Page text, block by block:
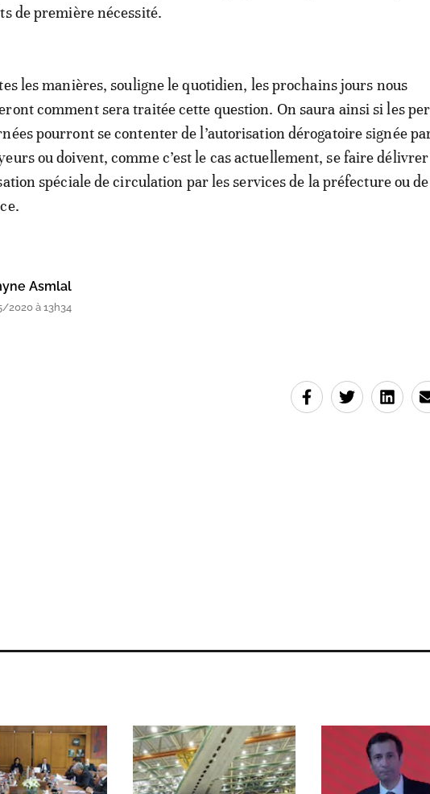
de première nécessité.
les manières, souligne le quotidien, les prochains jours nous
comment sera traitée cette question. On saura ainsi si les
pourront se contenter de l’autorisation dérogatoire signée
ou doivent, comme c’est le cas actuellement, se faire
spéciale de circulation par les services de la préfecture ou
Asmlal
2020 à 13h34